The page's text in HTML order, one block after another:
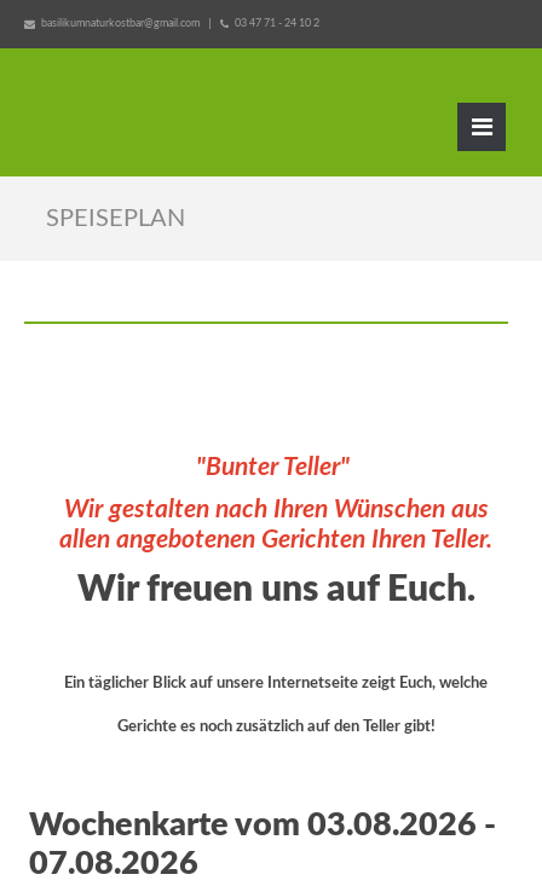
basilikumnaturkostbar@gmail.com 03 47 71 - 24 10 2
SPEISEPLAN
"Bunter Teller"
Wir gestalten nach Ihren Wünschen aus
allen angebotenen Gerichten Ihren Teller.
Wir freuen uns auf Euch.
Ein täglicher Blick auf unsere Internetseite zeigt Euch, welche
Gerichte es noch zusätzlich auf den Teller gibt!
Wochenkarte vom 03.08.2026 -
07.08.2026